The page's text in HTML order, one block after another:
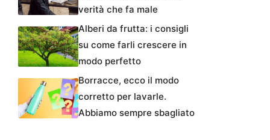
verità che fa male
Alberi da frutta: i consigli
su come farli crescere in
modo perfetto
Borracce, ecco il modo
corretto per lavarle.
Abbiamo sempre sbagliato